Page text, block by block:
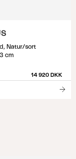
Natur/sort
cm
14 920 DKK